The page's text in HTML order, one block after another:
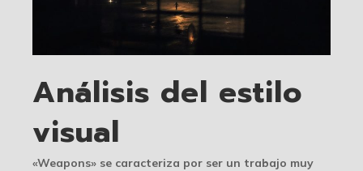
Análisis del estilo
visual
«Weapons» se caracteriza por ser un trabajo muy